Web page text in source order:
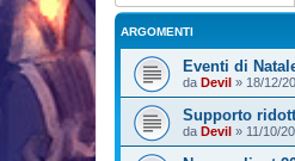
ARGOMENTI
Eventi di
da Devil » 18/12/
Supporto
da Devil » 11/10/